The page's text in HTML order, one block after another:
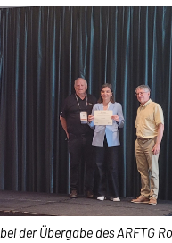
der Übergabe des ARFTG